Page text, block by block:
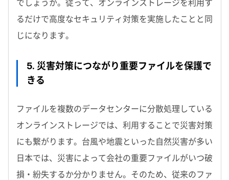
でしょうか。従って、オンラインストレージを利用す
るだけで高度なセキュリティ対策を実施したことと同
じになります。
5. 災害対策につながり重要ファイルを保護で
きる
ファイルを複数のデータセンターに分散処理している
オンラインストレージでは、利用することで災害対策
にも繋がります。台風や地震といった自然災害が多い
日本では、災害によって会社の重要ファイルがいつ破
損・紛失するか分かりません。そのため、従来のファ